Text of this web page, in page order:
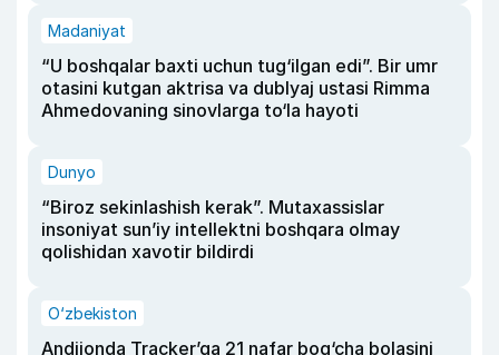
Madaniyat
“U boshqalar baxti uchun tug‘ilgan edi”. Bir umr
otasini kutgan aktrisa va dublyaj ustasi Rimma
Ahmedovaning sinovlarga to‘la hayoti
Dunyo
“Biroz sekinlashish kerak”. Mutaxassislar
insoniyat sun’iy intellektni boshqara olmay
qolishidan xavotir bildirdi
O‘zbekiston
Andijonda Tracker’ga 21 nafar bog‘cha bolasini